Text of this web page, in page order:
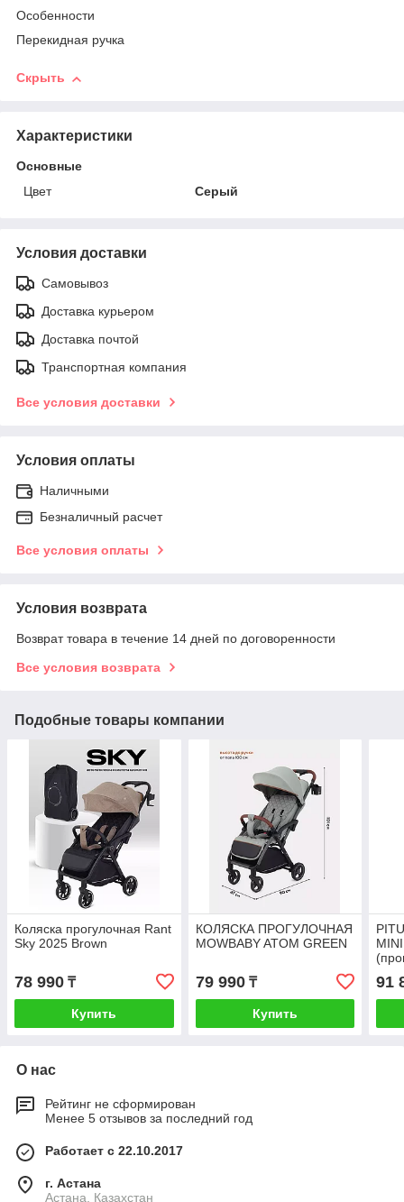
Особенности
Перекидная ручка
Скрыть
Характеристики
Основные
Цвет
Серый
Условия доставки
Самовывоз
Доставка курьером
Доставка почтой
Транспортная компания
Все условия доставки
Условия оплаты
Наличными
Безналичный расчет
Все условия оплаты
Условия возврата
Возврат товара в течение 14 дней по договоренности
Все условия возврата
Подобные товары компании
Коляска прогулочная Rant
Sky 2025 Brown
78 990 ₸
Купить
КОЛЯСКА ПРОГУЛОЧНАЯ
MOWBABY ATOM GREEN
79 990₸
Купить
MINI
91
О нас
Рейтинг не сформирован
Менее 5 отзывов за последний год
Работает с 22.10.2017
г. Астана
Астана, Казахстан